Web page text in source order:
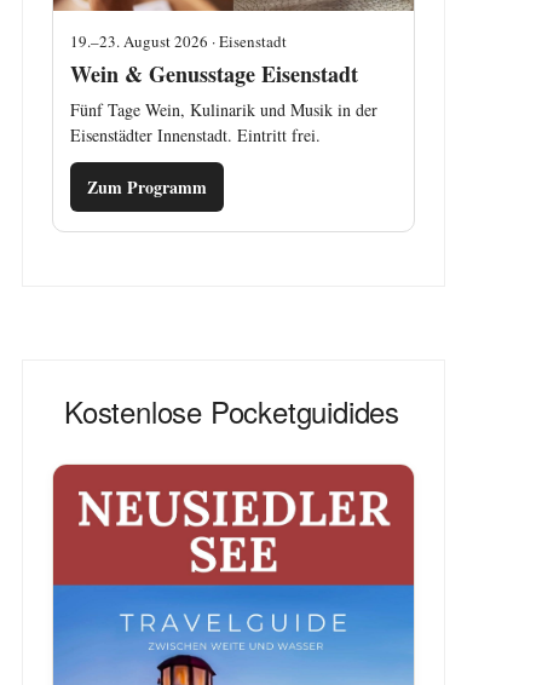
19.–23. August 2026 · Eisenstadt
Wein & Genusstage Eisenstadt
Fünf Tage Wein, Kulinarik und Musik in der
Eisenstädter Innenstadt. Eintritt frei.
Zum Programm
Kostenlose Pocketguidides